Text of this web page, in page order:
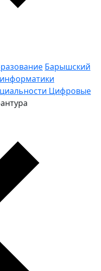
Барышский
Цифровые